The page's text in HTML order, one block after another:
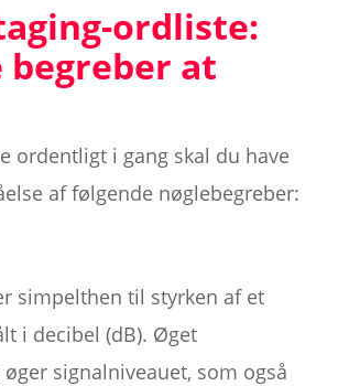
ordliste:
begreber at
ordentligt i gang skal du have
af følgende nøglebegreber:
simpelthen til styrken af et
i decibel (dB). Øget
signalniveauet, som også